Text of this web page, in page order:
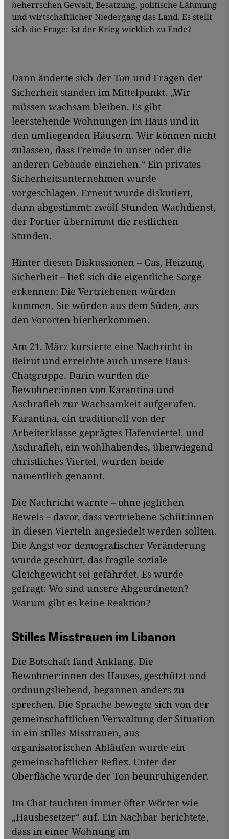
beherrschen Gewalt, Besatzung, politische Lähmung
und wirtschaftlicher Niedergang das Land. Es stellt
sich die Frage: Ist der Krieg wirklich zu Ende?
Dann änderte sich der Ton und Fragen der
Sicherheit standen im Mittelpunkt. „Wir
müssen wachsam bleiben. Es gibt
leerstehende Wohnungen im Haus und in
den umliegenden Häusern. Wir können nicht
zulassen, dass Fremde in unser oder die
anderen Gebäude einziehen.“ Ein privates
Sicherheitsunternehmen wurde
vorgeschlagen. Erneut wurde diskutiert,
dann abgestimmt: zwölf Stunden Wachdienst,
der Portier übernimmt die restlichen
Stunden.
Hinter diesen Diskussionen – Gas, Heizung,
Sicherheit – ließ sich die eigentliche Sorge
erkennen: Die Vertriebenen würden
kommen. Sie würden aus dem Süden, aus
den Vororten hierherkommen.
Am 21. März kursierte eine Nachricht in
Beirut und erreichte auch unsere Haus-
Chatgruppe. Darin wurden die
Bewohner:innen von Karantina und
Aschrafieh zur Wachsamkeit aufgerufen.
Karantina, ein traditionell von der
Arbeiterklasse geprägtes Hafenviertel, und
Aschrafieh, ein wohlhabendes, überwiegend
christliches Viertel, wurden beide
namentlich genannt.
Die Nachricht warnte – ohne jeglichen
Beweis – davor, dass vertriebene Schiit:innen
in diesen Vierteln angesiedelt werden sollten.
Die Angst vor demografischer Veränderung
wurde geschürt, das fragile soziale
Gleichgewicht sei gefährdet. Es wurde
gefragt: Wo sind unsere Abgeordneten?
Warum gibt es keine Reaktion?
Stilles Misstrauen im Libanon
Die Botschaft fand Anklang. Die
Bewohner:innen des Hauses, geschützt und
ordnungsliebend, begannen anders zu
sprechen. Die Sprache bewegte sich von der
gemeinschaftlichen Verwaltung der Situation
in ein stilles Misstrauen, aus
organisatorischen Abläufen wurde ein
gemeinschaftlicher Reflex. Unter der
Oberfläche wurde der Ton beunruhigender.
Im Chat tauchten immer öfter Wörter wie
„Hausbesetzer“ auf. Ein Nachbar berichtete,
dass in einer Wohnung im